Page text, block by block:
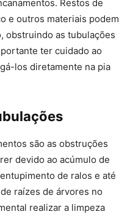
Restos de
e outros materiais podem
obstruindo as tubulações
ter cuidado ao
los diretamente na pia
são as obstruções
devido ao acúmulo de
de ralos e até
raízes de árvores no
realizar a limpeza